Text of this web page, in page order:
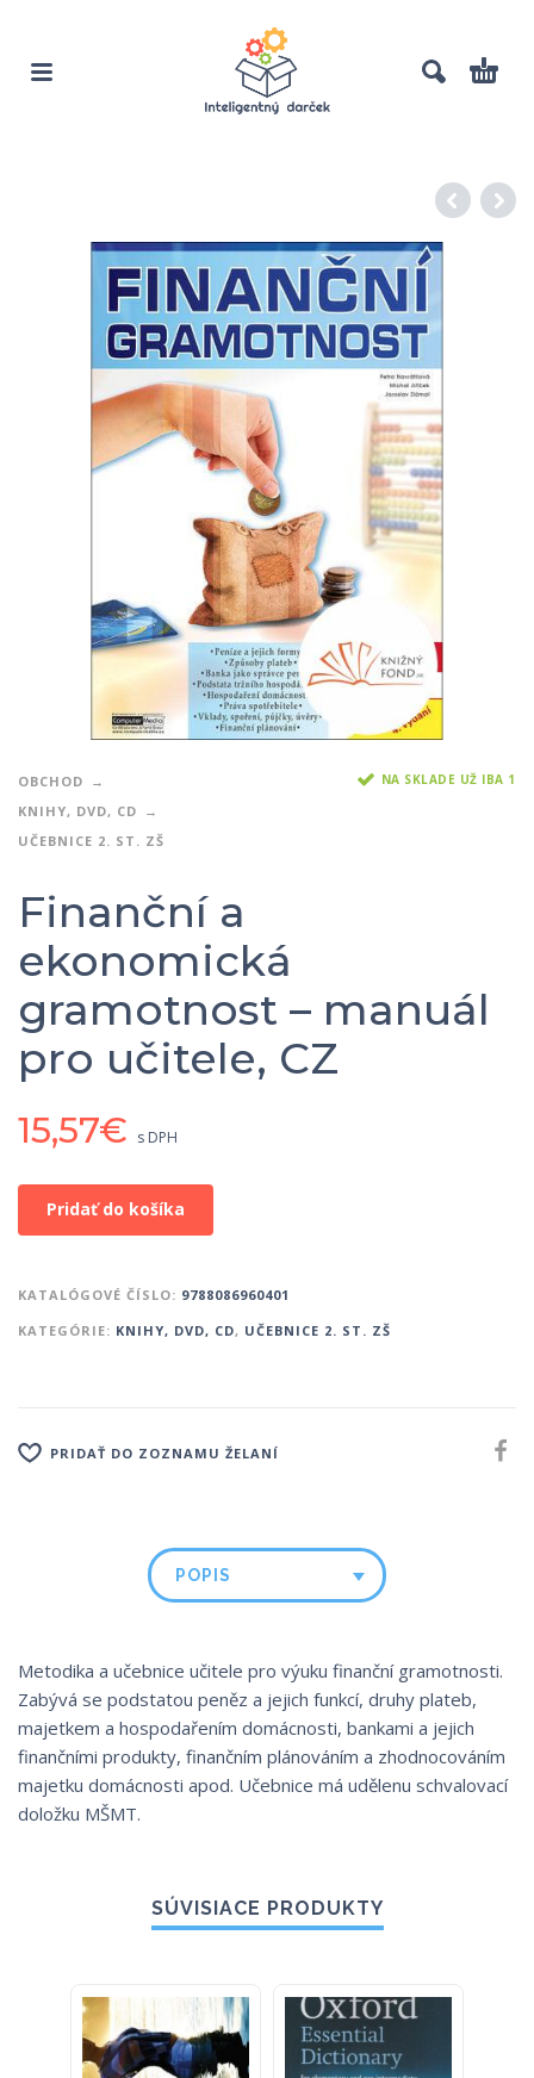
OBCHOD
KNIHY, DVD, CD
UČEBNICE 2. ST. ZŠ
NA SKLADE UŽ IBA 1
Finanční a
ekonomická
gramotnost – manuál
pro učitele, CZ
15,57€ s DPH
Pridať do košíka
KATALÓGOVÉ ČÍSLO: 9788086960401
KATEGÓRIE: KNIHY, DVD, CD, UČEBNICE 2. ST. ZŠ
PRIDAŤ DO ZOZNAMU ŽELANÍ
POPIS
Metodika a učebnice učitele pro výuku finanční gramotnosti.
Zabývá se podstatou peněz a jejich funkcí, druhy plateb,
majetkem a hospodařením domácnosti, bankami a jejich
finančními produkty, finančním plánováním a zhodnocováním
majetku domácnosti apod. Učebnice má udělenu schvalovací
doložku MŠMT.
SÚVISIACE PRODUKTY